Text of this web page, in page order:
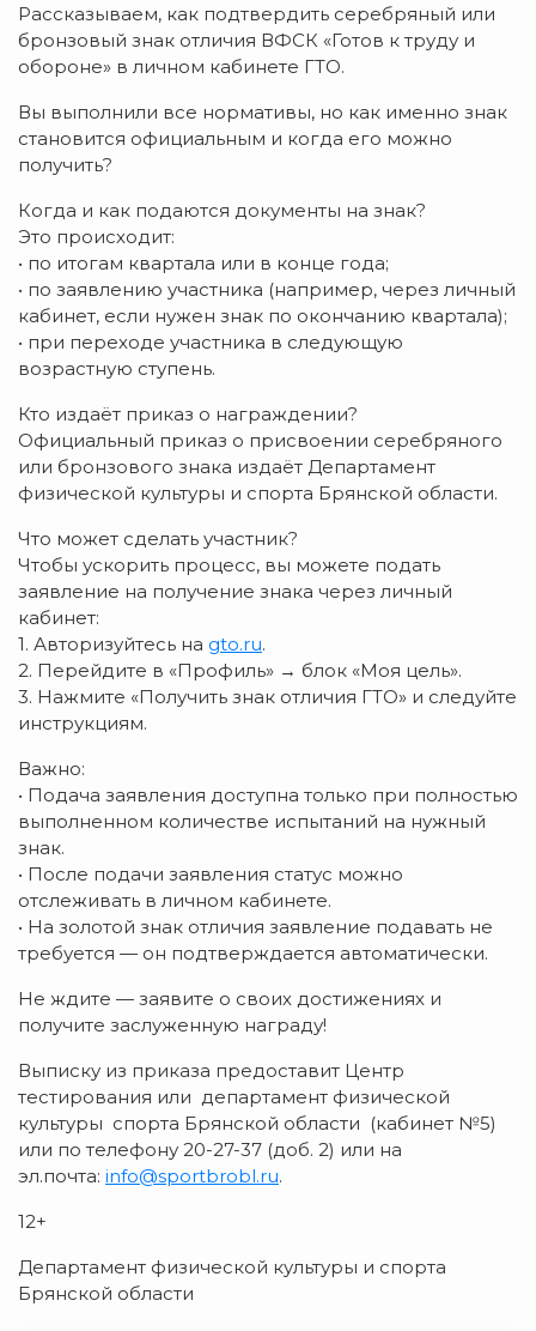
Рассказываем, как подтвердить серебряный или
бронзовый знак отличия ВФСК «Готов к труду и
обороне» в личном кабинете ГТО.
Вы выполнили все нормативы, но как именно знак
становится официальным и когда его можно
получить?
Когда и как подаются документы на знак?
Это происходит:
• по итогам квартала или в конце года;
• по заявлению участника (например, через личный
кабинет, если нужен знак по окончанию квартала);
• при переходе участника в следующую
возрастную ступень.
Кто издаёт приказ о награждении?
Официальный приказ о присвоении серебряного
или бронзового знака издаёт Департамент
физической культуры и спорта Брянской области.
Что может сделать участник?
Чтобы ускорить процесс, вы можете подать
заявление на получение знака через личный
кабинет:
1. Авторизуйтесь на gto.ru.
2. Перейдите в «Профиль» → блок «Моя цель».
3. Нажмите «Получить знак отличия ГТО» и следуйте
инструкциям.
Важно:
• Подача заявления доступна только при полностью
выполненном количестве испытаний на нужный
знак.
• После подачи заявления статус можно
отслеживать в личном кабинете.
• На золотой знак отличия заявление подавать не
требуется — он подтверждается автоматически.
Не ждите — заявите о своих достижениях и
получите заслуженную награду!
Выписку из приказа предоставит Центр
тестирования или департамент физической
культуры спорта Брянской области (кабинет №5)
или по телефону 20-27-37 (доб. 2) или на
эл.почта: info@sportbrobl.ru.
12+
Департамент физической культуры и спорта
Брянской области